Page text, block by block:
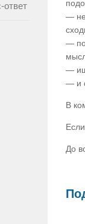
—
—
—
— и
В
До
ответ